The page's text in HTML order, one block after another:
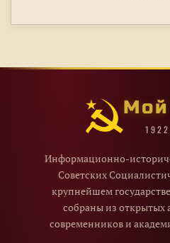
Информационно-
Советских
крупнейшем
собраны из открытых
современников и